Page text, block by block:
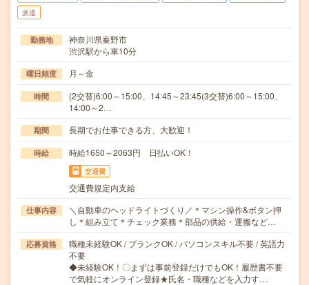
派遣
勤務地
神奈川県秦野市
渋沢駅から車10分
曜日頻度 月～金
時間
(2交替)6:00～15:00、14:45～23:45(3交替)6:00～15:00、
14:00～2…
期間 長期でお仕事できる方、大歓迎！
時給 時給1650～2063円 日払いOK！
交通費
交通費規定内支給
仕事内容
＼自動車のヘッドライトづくり／＊マシン操作&ボタン押
し＊組み立て＊チェック業務＊部品の供給・運搬など…
応募資格
職種未経験OK / ブランクOK / パソコンスキル不要 / 英語力
不要
◆未経験OK！〇まずは事前登録だけでもOK！履歴書不要
で気軽にオンライン登録★氏名・職種などを入力す…